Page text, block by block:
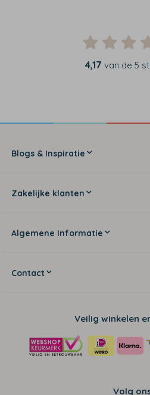
4,17 van de 5
Blogs & Inspiratie
Zakelijke klanten
Algemene Informatie
Contact
Veilig winkelen
Volg